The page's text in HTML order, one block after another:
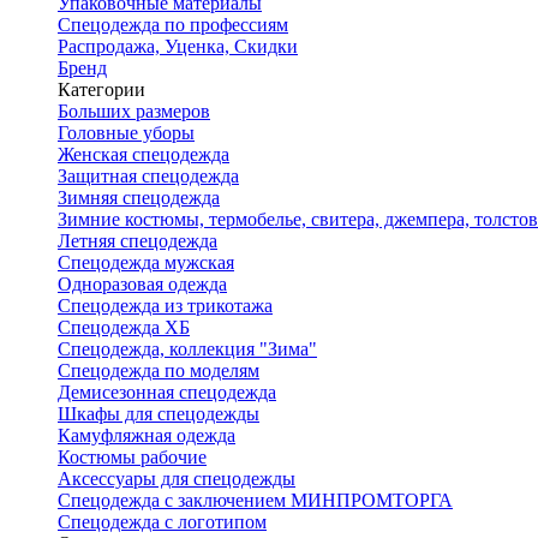
Спецодежда по профессиям
Распродажа, Уценка, Скидки
Бренд
Категории
Больших размеров
Головные уборы
Женская спецодежда
Защитная спецодежда
Зимняя спецодежда
Зимние костюмы, термобелье, свитера, джемпера,
Летняя спецодежда
Спецодежда мужская
Одноразовая одежда
Спецодежда из трикотажа
Спецодежда ХБ
Спецодежда, коллекция "Зима"
Спецодежда по моделям
Демисезонная спецодежда
Шкафы для спецодежды
Камуфляжная одежда
Костюмы рабочие
Аксессуары для спецодежды
Спецодежда с заключением МИНПРОМТОРГА
Спецодежда с логотипом